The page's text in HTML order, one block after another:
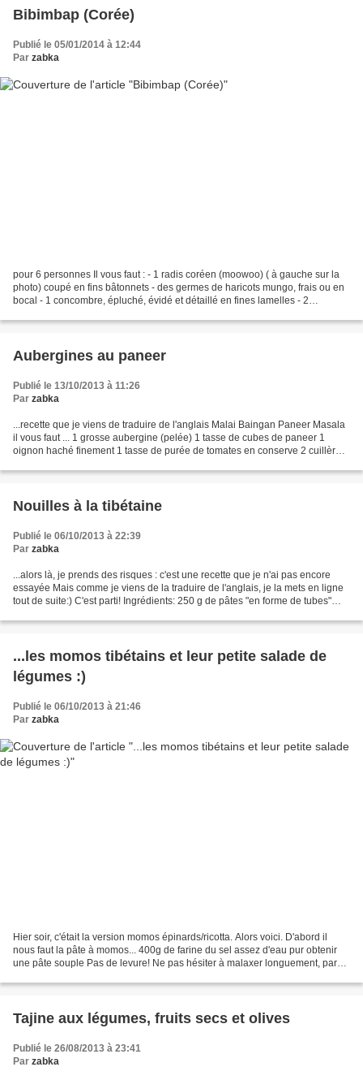
Bibimbap (Corée)
Publié le 05/01/2014 à 12:44
Par zabka
pour 6 personnes Il vous faut : - 1 radis coréen (moowoo) ( à gauche sur la
photo) coupé en fins bâtonnets - des germes de haricots mungo, frais ou en
bocal - 1 concombre, épluché, évidé et détaillé en fines lamelles - 2
Aubergines au paneer
Publié le 13/10/2013 à 11:26
Par zabka
...recette que je viens de traduire de l'anglais Malai Baingan Paneer Masala
il vous faut ... 1 grosse aubergine (pelée) 1 tasse de cubes de paneer 1
oignon haché finement 1 tasse de purée de tomates en conserve 2 cuillères
Nouilles à la tibétaine
Publié le 06/10/2013 à 22:39
Par zabka
...alors là, je prends des risques : c'est une recette que je n'ai pas encore
essayée Mais comme je viens de la traduire de l'anglais, je la mets en ligne
tout de suite:) C'est parti! Ingrédients: 250 g de pâtes "en forme de tubes"
...les momos tibétains et leur petite salade de
légumes :)
Publié le 06/10/2013 à 21:46
Par zabka
Hier soir, c'était la version momos épinards/ricotta. Alors voici. D'abord il
nous faut la pâte à momos... 400g de farine du sel assez d'eau pur obtenir
une pâte souple Pas de levure! Ne pas hésiter à malaxer longuement, parce
Tajine aux légumes, fruits secs et olives
Publié le 26/08/2013 à 23:41
Par zabka